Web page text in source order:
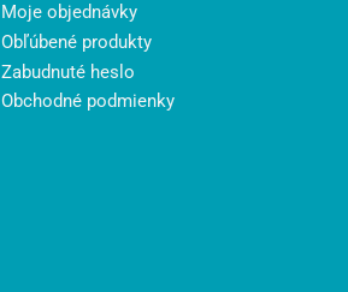
Moje objednávky
Obľúbené produkty
Zabudnuté heslo
Obchodné podmienky